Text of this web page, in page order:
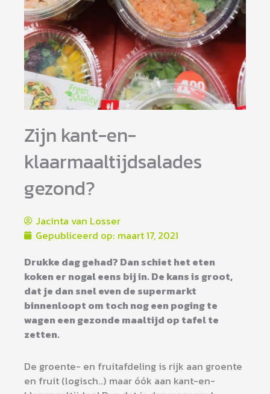
Zijn kant-en-
klaarmaaltijdsalades
gezond?
Jacinta van Losser
Gepubliceerd op: maart 17, 2021
Drukke dag gehad? Dan schiet het eten
koken er nogal eens bij in. De kans is groot,
dat je dan snel even de supermarkt
binnenloopt om toch nog een poging te
wagen een gezonde maaltijd op tafel te
zetten.
De groente- en fruitafdeling is rijk aan groente
en fruit (logisch..) maar óók aan kant-en-